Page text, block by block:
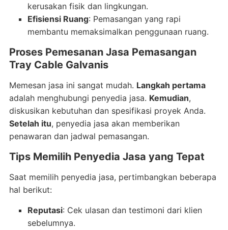
kerusakan fisik dan lingkungan.
Efisiensi Ruang: Pemasangan yang rapi
membantu memaksimalkan penggunaan ruang.
Proses Pemesanan Jasa Pemasangan
Tray Cable Galvanis
Memesan jasa ini sangat mudah. Langkah pertama
adalah menghubungi penyedia jasa. Kemudian,
diskusikan kebutuhan dan spesifikasi proyek Anda.
Setelah itu, penyedia jasa akan memberikan
penawaran dan jadwal pemasangan.
Tips Memilih Penyedia Jasa yang Tepat
Saat memilih penyedia jasa, pertimbangkan beberapa
hal berikut:
Reputasi: Cek ulasan dan testimoni dari klien
sebelumnya.